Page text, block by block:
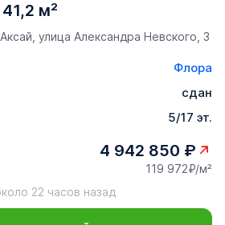
41,2 м²
улица Александра Невского, 3
Флора
сдан
5/17 эт.
4 942 850 ₽
119 972₽/м²
22 часов назад